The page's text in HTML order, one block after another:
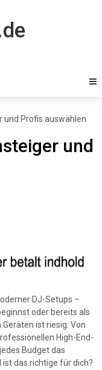
und Profis auswählen
und
DJ-Setups –
oder bereits als
ist riesig: Von
High-End-
Budget das
das richtige für dich?